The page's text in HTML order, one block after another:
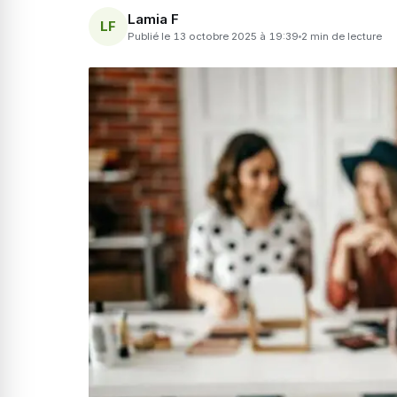
LF Lamia F
Publié le 13 octobre 2025 à 19:39 2 min de lecture